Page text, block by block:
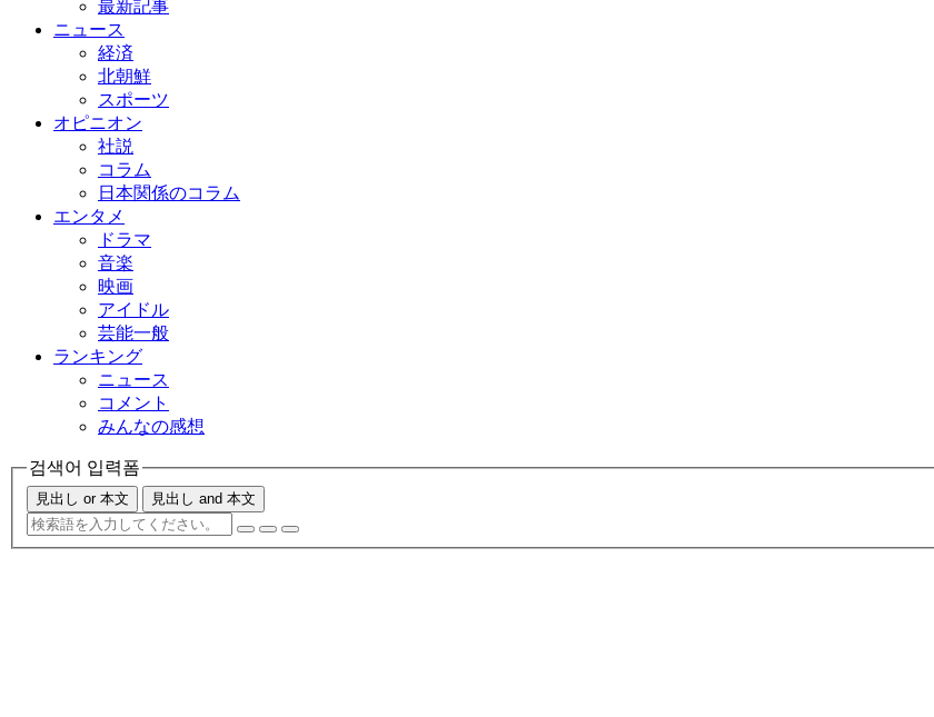
最新記事
ニュース
経済
北朝鮮
スポーツ
オピニオン
社説
コラム
日本関係のコラム
エンタメ
ドラマ
音楽
映画
アイドル
芸能一般
ランキング
ニュース
コメント
みんなの感想
검색어 입력폼
見出し or 本文 見出し and 本文